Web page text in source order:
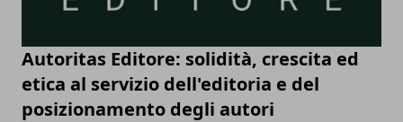
Autoritas Editore: solidità, crescita ed
etica al servizio dell'editoria e del
posizionamento degli autori